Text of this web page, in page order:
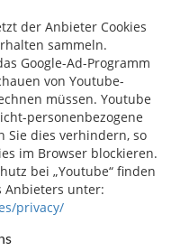
der Anbieter Cookies
sammeln.
Google-Ad-Programm
von Youtube-
müssen. Youtube
personenbezogene
Sie dies verhindern, so
im Browser blockieren.
bei „Youtube“ finden
Anbieters unter:
privacy/